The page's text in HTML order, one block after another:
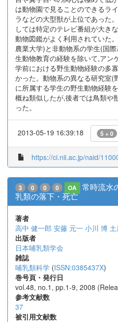
は動物園で見ることのできるラ
ラなどの大型獣が上位であった
しては特定のテレビ番組が大き
動物図鑑がよく利用されていた
農業大学)と非動物系の学生(国
生動物教育の経験を除いて,アン
学前における野生動物経験の多
かった。動物系の異なる研究室(
に所属する学生の野生動物経験
概ね類似したが,後者では鳥類や
った。
2013-05-19 16:39:18 5 + 0
https://ci.nii.ac.jp/naid/
3 0 0 0 OA
常時流水
乳類の落下・死亡
著者
高中 健一郎 安藤 元一 小川 博
出版者
日本哺乳類学会
雑誌
哺乳類科学 (ISSN:0385437X)
巻号頁・発行日
vol.48, no.1, pp.1-9, 2008
参考文献数
37
被引用文献数